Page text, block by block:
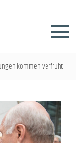
kommen verfrüht